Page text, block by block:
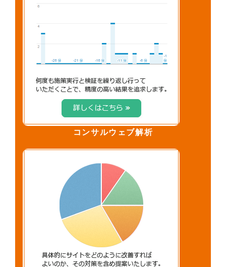
コンサルウェブ解析